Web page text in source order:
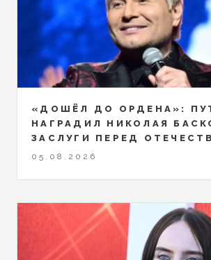
«ДОШЁЛ ДО ОРДЕНА»:
НАГРАДИЛ НИКОЛАЯ
ЗАСЛУГИ ПЕРЕД
05.08.2026